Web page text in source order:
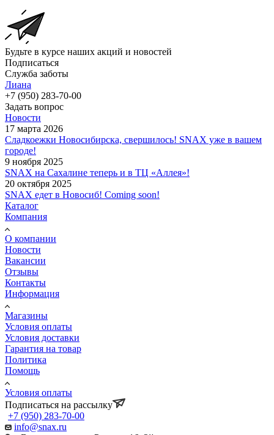
Будьте в курсе наших акций и новостей
Подписаться
Служба заботы
Лиана
+7 (950) 283-70-00
Задать вопрос
Новости
17 марта 2026
Сладкоежки Новосибирска, свершилось! SNAX уже в вашем
городе!
9 ноября 2025
SNAX на Сахалине теперь и в ТЦ «Аллея»!
20 октября 2025
SNAX едет в Новосиб! Coming soon!
Каталог
Компания
О компании
Новости
Вакансии
Отзывы
Контакты
Информация
Магазины
Условия оплаты
Условия доставки
Гарантия на товар
Политика
Помощь
Условия оплаты
Подписаться на рассылку
+7 (950) 283-70-00
info@snax.ru